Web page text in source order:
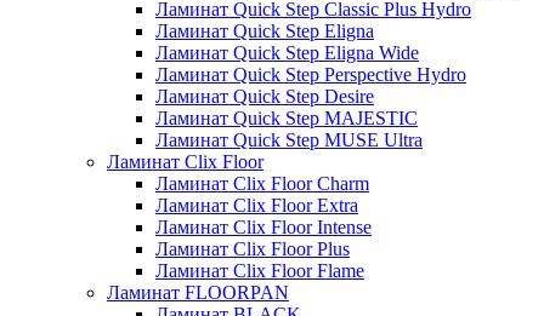
Ламинат Quick Step Classic Plus Hydro
Ламинат Quick Step Eligna
Ламинат Quick Step Eligna Wide
Ламинат Quick Step Perspective Hydro
Ламинат Quick Step Desire
Ламинат Quick Step MAJESTIC
Ламинат Quick Step MUSE Ultra
Ламинат Clix Floor
Ламинат Clix Floor Charm
Ламинат Clix Floor Extra
Ламинат Clix Floor Intense
Ламинат Clix Floor Plus
Ламинат Clix Floor Flame
Ламинат FLOORPAN